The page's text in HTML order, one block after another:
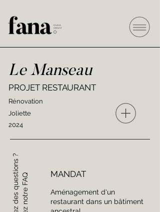
Le Manseau
PROJET RESTAURANT
Rénovation
Joliette
2024
MANDAT
Aménagement d'un
restaurant dans un bâtiment